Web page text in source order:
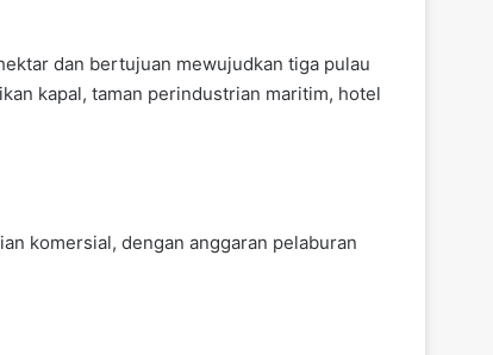
dan bertujuan mewujudkan tiga pulau
kapal, taman perindustrian maritim, hotel
komersial, dengan anggaran pelaburan